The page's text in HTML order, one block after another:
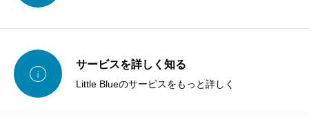
 サービスを詳しく知る
Little Blueのサービスをもっと詳しく